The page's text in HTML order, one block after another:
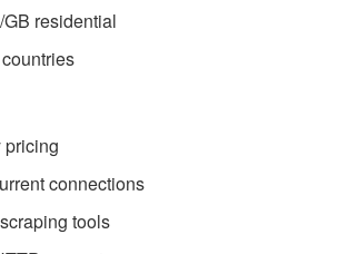
residential
pricing
connections
tools